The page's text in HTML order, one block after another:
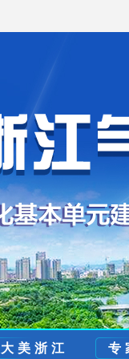
大美浙江 专